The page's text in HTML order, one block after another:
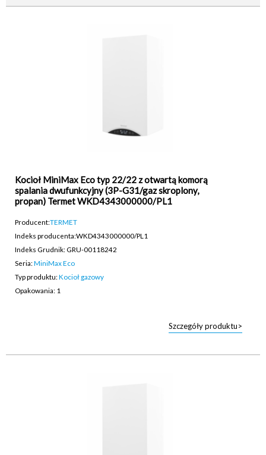
Kocioł MiniMax Eco typ 22/22 z otwartą komorą
spalania dwufunkcyjny (3P-G31/gaz skroplony,
propan) Termet WKD4343000000/PL1
Producent:TERMET
Indeks producenta:WKD4343000000/PL1
Indeks Grudnik: GRU-00118242
Seria:MiniMax Eco
Typ produktu:Kocioł gazowy
Opakowania: 1
Szczegóły produktu>